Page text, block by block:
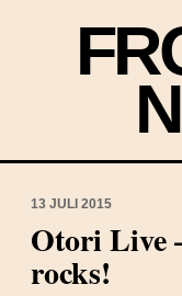
13 JULI 2015
Otori Live
rocks!